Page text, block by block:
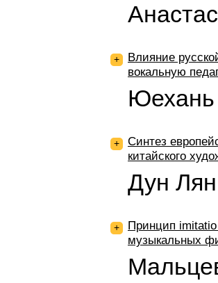
+
Влияние
вокальную
+
Синтез
китайского
Дун Лян
+
Принцип imitatio
музыкальных